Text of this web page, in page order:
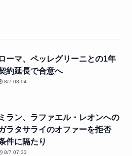
ローマ、ペッレグリーニとの1年
約延長で合意へ
8/7 08:04
ミラン、ラファエル・レオンへの
ラタサライのオファーを拒否
件に隔たり
8/7 07:33